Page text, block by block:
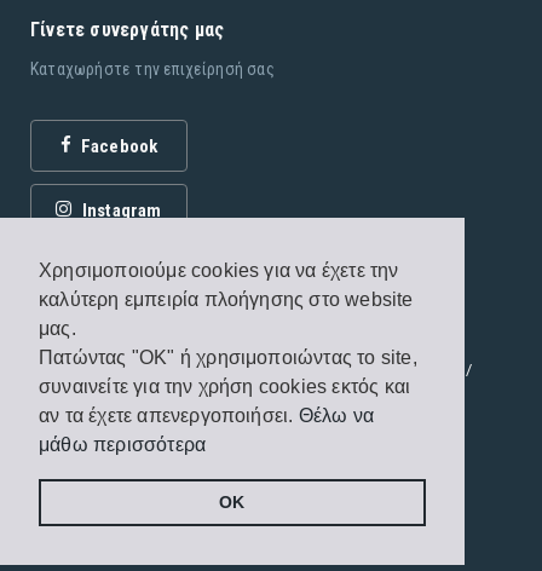
Χρησιμοποιούμε cookies για να έχετε την
καλύτερη εμπειρία πλοήγησης στο website
μας.
Πατώντας "OK" ή χρησιμοποιώντας το site,
συναινείτε για την χρήση cookies εκτός και
αν τα έχετε απενεργοποιήσει. Θέλω να
μάθω περισσότερα
OK
Γίνετε συνεργάτης μας
Καταχωρήστε την επιχείρησή σας
Facebook
Instagram
© 2026 Εκδόσεις Fagottobooks. All rights reserved. /
Όροι χρήσης
/ Πολιτική προστασίας
Handcrafted by